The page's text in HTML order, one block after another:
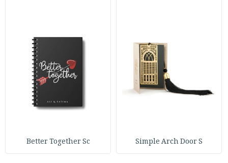
Simple Arch Door S
Better Together Sc